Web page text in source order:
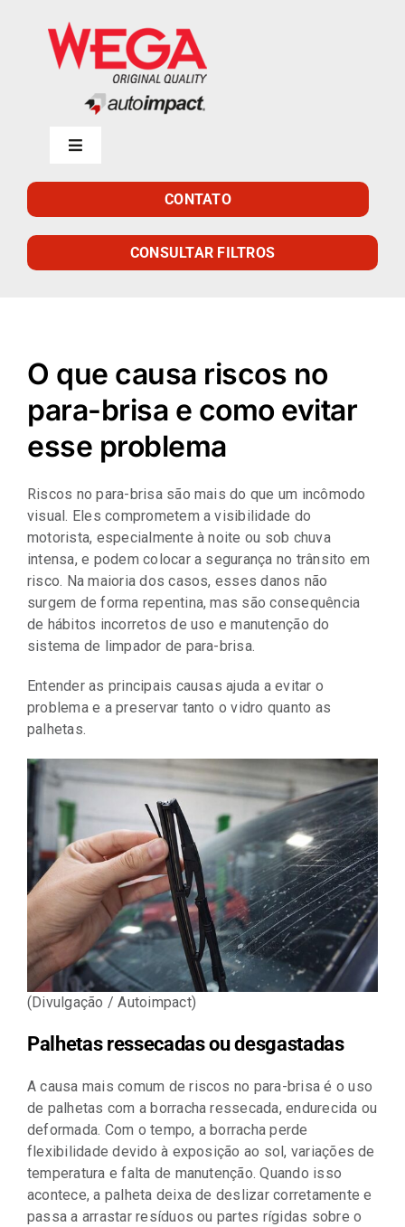
Toggle
Empresa
Catálogo
Representantes
CONTATO
CONSULTAR FILTROS
O que causa riscos no
para-brisa e como evitar
esse problema
Riscos no para-brisa são mais do que um incômodo
visual. Eles comprometem a visibilidade do
motorista, especialmente à noite ou sob chuva
intensa, e podem colocar a segurança no trânsito em
risco. Na maioria dos casos, esses danos não
surgem de forma repentina, mas são consequência
de hábitos incorretos de uso e manutenção do
sistema de limpador de para-brisa.
Entender as principais causas ajuda a evitar o
problema e a preservar tanto o vidro quanto as
palhetas.
(Divulgação / Autoimpact)
Palhetas ressecadas ou desgastadas
A causa mais comum de riscos no para-brisa é o uso
de palhetas com a borracha ressecada, endurecida ou
deformada. Com o tempo, a borracha perde
flexibilidade devido à exposição ao sol, variações de
temperatura e falta de manutenção. Quando isso
acontece, a palheta deixa de deslizar corretamente e
passa a arrastar resíduos ou partes rígidas sobre o